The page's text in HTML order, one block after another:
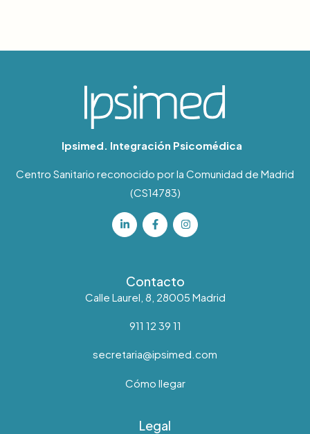
Ipsimed. Integración Psicomédica
Centro Sanitario reconocido por la Comunidad de Madrid
(CS14783)
Contacto
Calle Laurel, 8, 28005 Madrid
911 12 39 11
secretaria@ipsimed.com
Cómo llegar
Legal